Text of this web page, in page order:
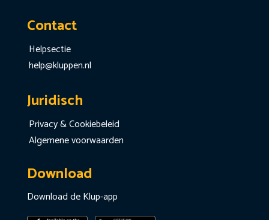
Contact
Helpsectie
help@kluppen.nl
Juridisch
Privacy & Cookiebeleid
Algemene voorwaarden
Download
Download de Klup-app